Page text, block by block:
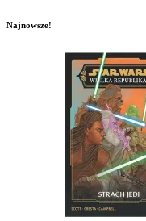
Najnowsze!